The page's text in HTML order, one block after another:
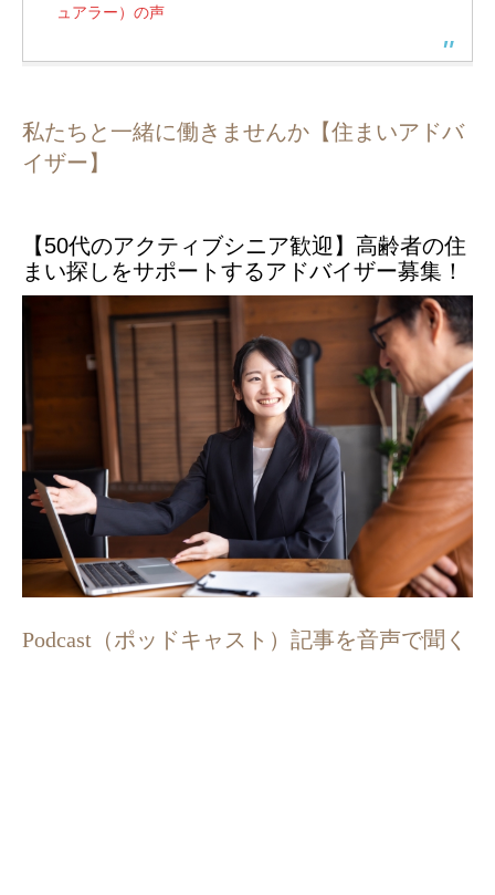
ュアラー）の声
私たちと一緒に働きませんか【住まいアドバ
イザー】
【50代のアクティブシニア歓迎】高齢者の住
まい探しをサポートするアドバイザー募集！
Podcast（ポッドキャスト）記事を音声で聞く